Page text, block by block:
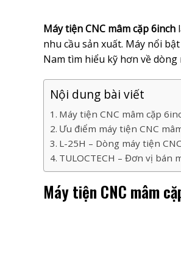
Máy tiện CNC mâm cặp 6inch
nhu cầu sản xuất. Máy nổi
Nam tìm hiểu kỹ hơn về
Nội dung bài viết
Máy tiện CNC mâm cặp
Ưu điểm máy tiện CNC
L-25H – Dòng máy tiện
TULOCTECH – Đơn vị bán
Máy tiện CNC mâm